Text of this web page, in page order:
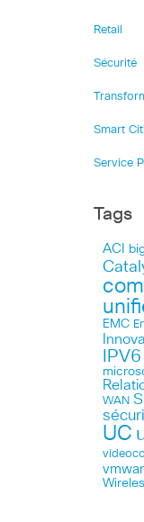
Retail
Sécurité
Smart
Service
Tags
ACI
EMC
IPV6
WAN
UC